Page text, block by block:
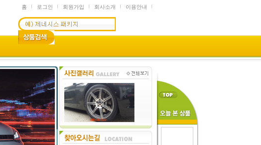
홈 로그인 회원가입 회사소개 이용안내